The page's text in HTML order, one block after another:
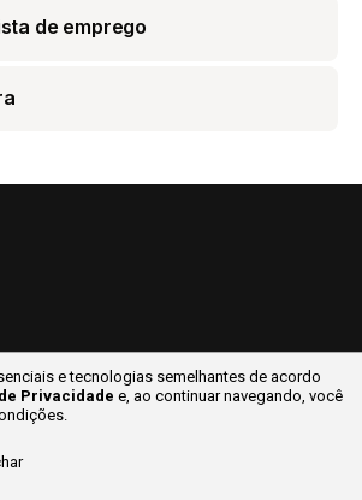
de emprego
e tecnologias semelhantes de acordo
Privacidade e, ao continuarnavegando, você